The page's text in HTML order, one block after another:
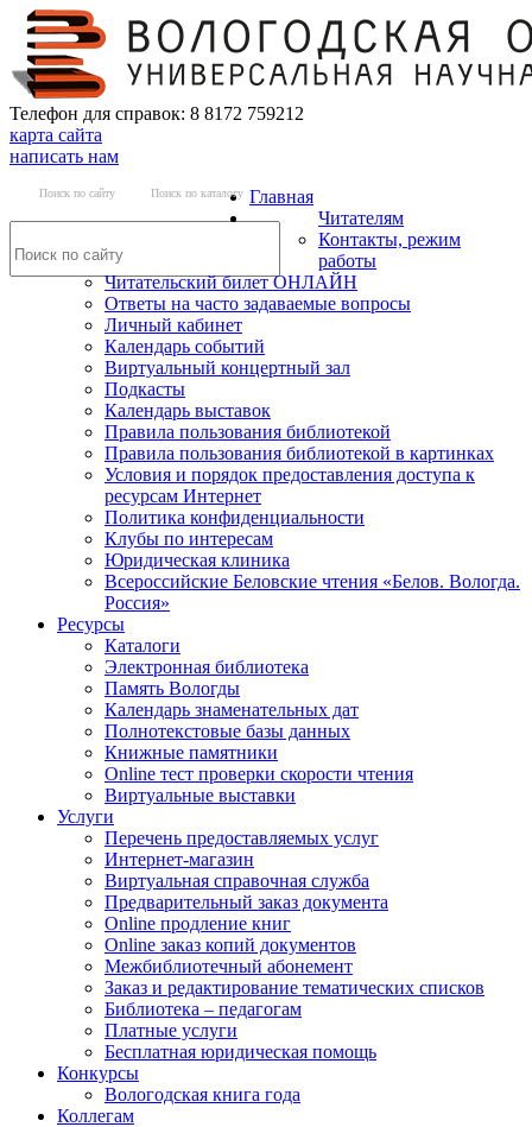
Телефон для справок: 8 8172 759212
карта сайта
написать нам
Поиск по сайту Поиск по каталогу Главная
Читателям
Контакты, режим
работы
Читательский билет ОНЛАЙН
Ответы на часто задаваемые вопросы
Личный кабинет
Календарь событий
Виртуальный концертный зал
Подкасты
Календарь выставок
Правила пользования библиотекой
Правила пользования библиотекой в картинках
Условия и порядок предоставления доступа к
ресурсам Интернет
Политика конфиденциальности
Клубы по интересам
Юридическая клиника
Всероссийские Беловские чтения «Белов. Вологда.
Россия»
Ресурсы
Каталоги
Электронная библиотека
Память Вологды
Календарь знаменательных дат
Полнотекстовые базы данных
Книжные памятники
Online тест проверки скорости чтения
Виртуальные выставки
Услуги
Перечень предоставляемых услуг
Интернет-магазин
Виртуальная справочная служба
Предварительный заказ документа
Online продление книг
Online заказ копий документов
Межбиблиотечный абонемент
Заказ и редактирование тематических списков
Библиотека – педагогам
Платные услуги
Бесплатная юридическая помощь
Конкурсы
Вологодская книга года
Коллегам